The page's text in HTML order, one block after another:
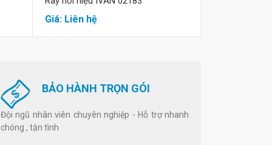
Giá: Liên hệ
BẢO HÀNH TRỌN GÓI
Đội ngũ nhân viên chuyên nghiệp - Hỗ trợ nhanh
chóng , tận tình